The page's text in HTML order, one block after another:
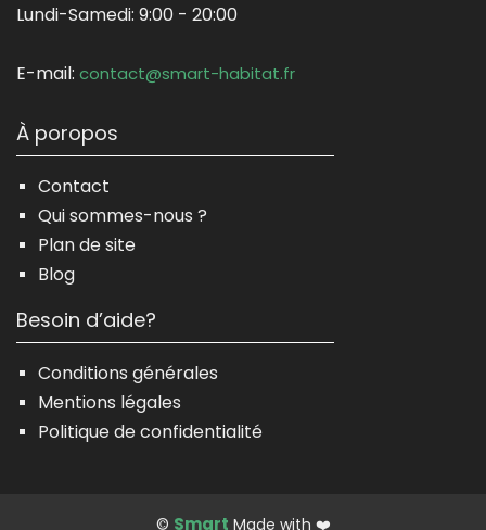
Lundi-Samedi: 9:00 - 20:00
E-mail: contact@smart-habitat.fr
À poropos
Contact
Qui sommes-nous ?
Plan de site
Blog
Besoin d’aide?
Conditions générales
Mentions légales
Politique de confidentialité
© Smart Made with ❤️